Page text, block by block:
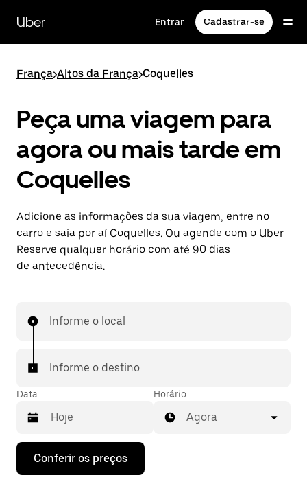
para
conteúdo
Uber Entrar Cadastrar-se
França>Altos da França>Coquelles
Peça uma viagem para
agora ou mais tarde em
Coquelles
Adicione as informações da sua viagem, entre no
carro e saia por aí Coquelles. Ou agende com o Uber
Reserve qualquer horário com até 90 dias
de antecedência.
Informe o local
Informe o destino
Data
Pressione
seta
Horário
Agora
Conferir os preços